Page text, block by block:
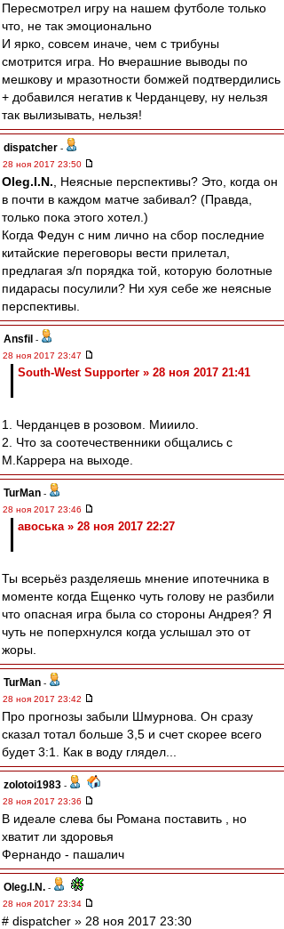
Пересмотрел игру на нашем футболе только
что, не так эмоционально
И ярко, совсем иначе, чем с трибуны
смотрится игра. Но вчерашние выводы по
мешкову и мразотности бомжей подтвердились
+ добавился негатив к Черданцеву, ну нельзя
так вылизывать, нельзя!
dispatcher -
28 ноя 2017 23:50
Oleg.I.N. , Неясные перспективы? Это, когда он
в почти в каждом матче забивал? (Правда,
только пока этого хотел.)
Когда Федун с ним лично на сбор последние
китайские переговоры вести прилетал,
предлагая з/п порядка той, которую болотные
пидарасы посулили? Ни хуя себе же неясные
перспективы.
Ansfil -
28 ноя 2017 23:47
South-West Supporter » 28 ноя 2017 21:41
1. Черданцев в розовом. Мииило.
2. Что за соотечественники общались с
М.Каррера на выходе.
TurMan -
28 ноя 2017 23:46
авоська » 28 ноя 2017 22:27
Ты всерьёз разделяешь мнение ипотечника в
моменте когда Ещенко чуть голову не разбили
что опасная игра была со стороны Андрея? Я
чуть не поперхнулся когда услышал это от
жоры.
TurMan -
28 ноя 2017 23:42
Про прогнозы забыли Шмурнова. Он сразу
сказал тотал больше 3,5 и счет скорее всего
будет 3:1. Как в воду глядел...
zolotoi1983 -
28 ноя 2017 23:36
В идеале слева бы Романа поставить , но
хватит ли здоровья
Фернандо - пашалич
Oleg.I.N. -
28 ноя 2017 23:34
# dispatcher » 28 ноя 2017 23:30